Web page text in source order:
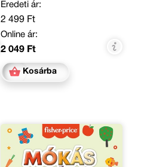
Eredeti ár:
2 499 Ft
Online ár:
2 049 Ft
Kosárba